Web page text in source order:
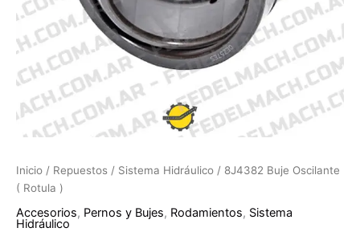
Inicio / Repuestos / Sistema Hidráulico / 8J4382 Buje Oscilante
( Rotula )
Accesorios, Pernos y Bujes, Rodamientos, Sistema
Hidráulico